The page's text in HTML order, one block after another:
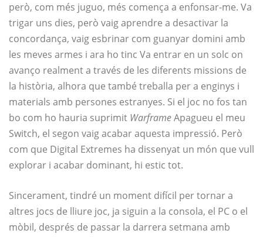
però, com més juguo, més comença a enfonsar-me. Va
trigar uns dies, però vaig aprendre a desactivar la
concordança, vaig esbrinar com guanyar domini amb
les meves armes i ara ho tinc Va entrar en un solc on
avanço realment a través de les diferents missions de
la història, alhora que també treballa per a enginys i
materials amb persones estranyes. Si el joc no fos tan
bo com ho hauria suprimit WarframeApagueu el meu
Switch, el segon vaig acabar aquesta impressió. Però
com que Digital Extremes ha dissenyat un món que vull
explorar i acabar dominant, hi estic tot.
Sincerament, tindré un moment difícil per tornar a
altres jocs de lliure joc, ja siguin a la consola, el PC o el
mòbil, després de passar la darrera setmana amb